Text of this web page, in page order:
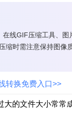
线GIF压缩工具、图
缩时需注意保持图像
转换免费入口>>
大的文件大小常常